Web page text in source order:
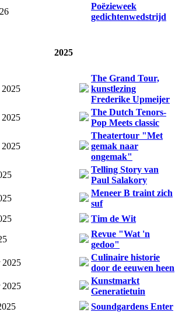
Poëzieweek
gedichtenwedstrijd
2025
2025
The Grand Tour,
kunstlezing
Frederike Upmeijer
2025
The Dutch Tenors-
Pop Meets classic
2025
Theatertour "Met
gemak naar
ongemak"
Telling Story van
Paul Salakory
Meneer B traint zich
suf
Tim de Wit
Revue "Wat 'n
gedoo"
2025
Culinaire historie
door de eeuwen heen
2025
Kunstmarkt
Generatietuin
Soundgardens Enter